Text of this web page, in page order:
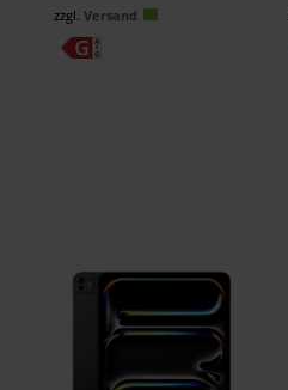
ist:
zzgl. Versand